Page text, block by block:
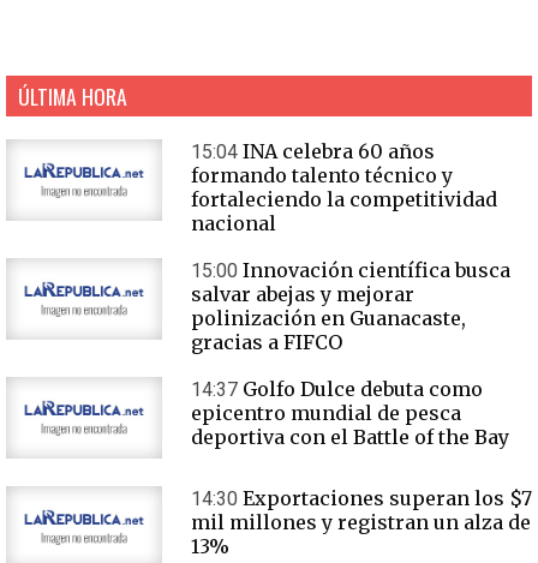
ÚLTIMA HORA
15:04 INA celebra 60 años
formando talento técnico y
fortaleciendo la competitividad
nacional
15:00 Innovación científica busca
salvar abejas y mejorar
polinización en Guanacaste,
gracias a FIFCO
14:37 Golfo Dulce debuta como
epicentro mundial de pesca
deportiva con el Battle of the Bay
14:30 Exportaciones superan los $7
mil millones y registran un alza de
13%